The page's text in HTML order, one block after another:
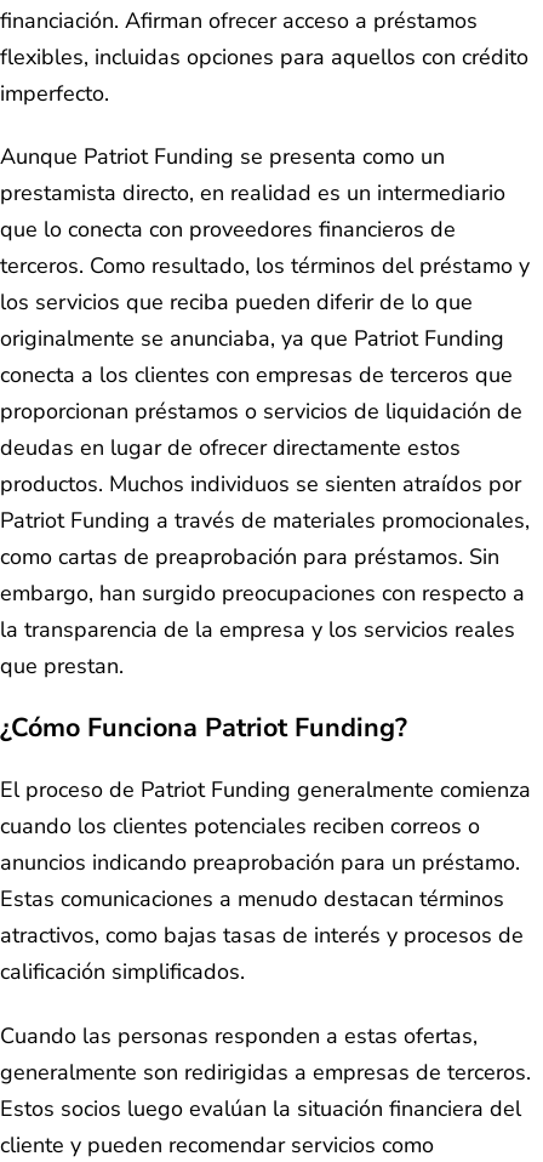
financiación. Afirman ofrecer acceso a préstamos
flexibles, incluidas opciones para aquellos con crédito
imperfecto.
Aunque Patriot Funding se presenta como un
prestamista directo, en realidad es un intermediario
que lo conecta con proveedores financieros de
terceros. Como resultado, los términos del préstamo y
los servicios que reciba pueden diferir de lo que
originalmente se anunciaba, ya que Patriot Funding
conecta a los clientes con empresas de terceros que
proporcionan préstamos o servicios de liquidación de
deudas en lugar de ofrecer directamente estos
productos. Muchos individuos se sienten atraídos por
Patriot Funding a través de materiales promocionales,
como cartas de preaprobación para préstamos. Sin
embargo, han surgido preocupaciones con respecto a
la transparencia de la empresa y los servicios reales
que prestan.
¿Cómo Funciona Patriot Funding?
El proceso de Patriot Funding generalmente comienza
cuando los clientes potenciales reciben correos o
anuncios indicando preaprobación para un préstamo.
Estas comunicaciones a menudo destacan términos
atractivos, como bajas tasas de interés y procesos de
calificación simplificados.
Cuando las personas responden a estas ofertas,
generalmente son redirigidas a empresas de terceros.
Estos socios luego evalúan la situación financiera del
cliente y pueden recomendar servicios como